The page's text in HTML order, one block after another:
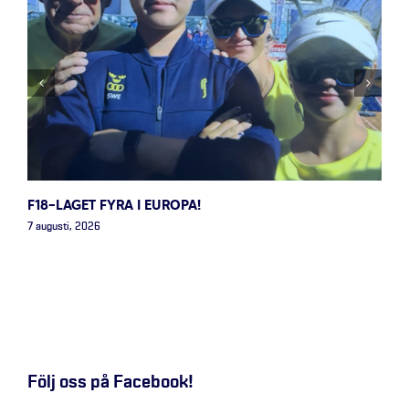
F18-LAGET FYRA I EUROPA!
7 augusti, 2026
Följ oss på Facebook!